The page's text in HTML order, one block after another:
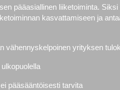
pääasiallinen liiketoiminta.
kasvattamiseen ja
vähennyskelpoinen yrityksen
pääsääntöisesti tarvita